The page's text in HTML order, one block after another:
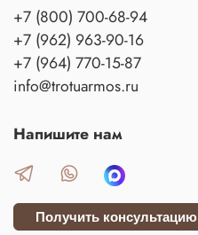
+7 (800) 700-68-94
+7 (962) 963-90-16
+7 (964) 770-15-87
info@trotuarmos.ru
Напишите нам
Получить консультацию